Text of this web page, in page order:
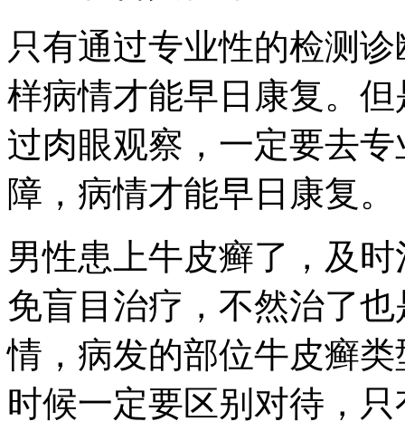
只有通过专业性的检测
样病情才能早日康复。
过肉眼观察，一定要去
障，病情才能早日康复。
男性患上牛皮癣了，及
免盲目治疗，不然治了
情，病发的部位牛皮癣
时候一定要区别对待，